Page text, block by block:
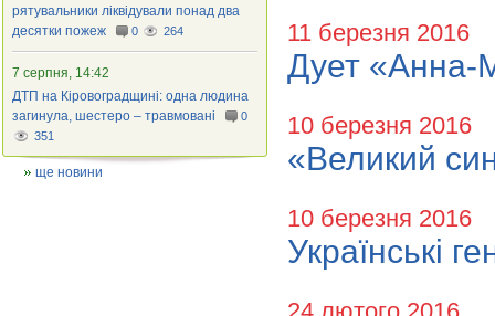
11 березня 2016
Дует «Анна-
10 березня 2016
«Великий
10 березня 2016
Українські
рятувальники ліквідували понад два
десятки пожеж
0 264
7 серпня, 14:42
ДТП на Кіровоградщині: одна людина
загинула, шестеро – травмовані
0
351
ще новини